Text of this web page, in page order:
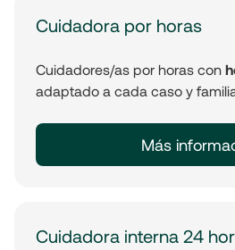
Cuidadora por horas
Cuidadores/as por horas con
adaptado a cada caso y
Más
Cuidadora interna 24